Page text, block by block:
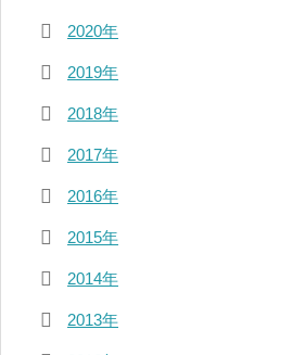
2020年
2019年
2018年
2017年
2016年
2015年
2014年
2013年